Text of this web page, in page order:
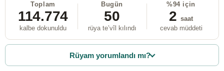
Toplam
114.774
kalbe dokunuldu
Bugün
50
rüya te’vîl kılındı
%94 için
2 saat
cevab müddeti
Rüyam yorumlandı mı?